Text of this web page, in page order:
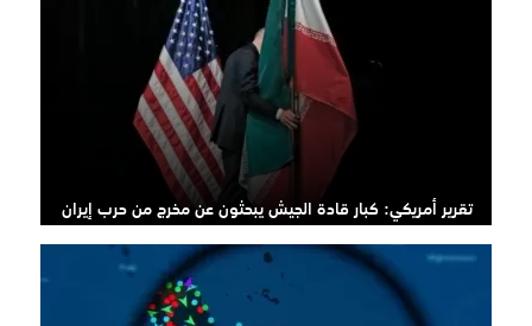
تقرير أمريكي: كبار قادة الجيش يبحثون عن مخرج من حرب إيران